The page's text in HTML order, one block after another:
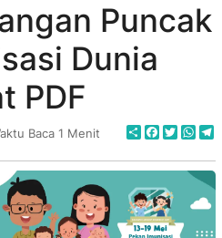
Puncak
Dunia
PDF
Baca 1 Menit Share